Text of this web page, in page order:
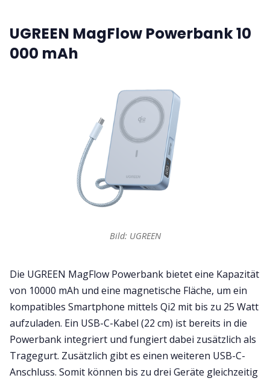
UGREEN MagFlow Powerbank 10
000 mAh
Bild: UGREEN
Die UGREEN MagFlow Powerbank bietet eine Kapazität
von 10000 mAh und eine magnetische Fläche, um ein
kompatibles Smartphone mittels Qi2 mit bis zu 25 Watt
aufzuladen. Ein USB-C-Kabel (22 cm) ist bereits in die
Powerbank integriert und fungiert dabei zusätzlich als
Tragegurt. Zusätzlich gibt es einen weiteren USB-C-
Anschluss. Somit können bis zu drei Geräte gleichzeitig